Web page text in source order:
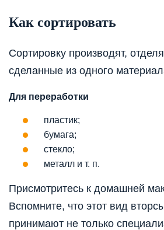
Как сортировать
Сортировку производят,
сделанные из одного
Для переработки
пластик;
бумага;
стекло;
металл и т. п.
Присмотритесь к домашней
Вспомните, что этот вид
принимают не только